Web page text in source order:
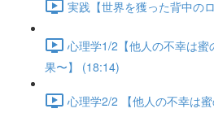
実践【世界を獲った背中の
心理学1/2【他人の不幸は蜜
果〜】 (18:14)
心理学2/2 【他人の不幸は